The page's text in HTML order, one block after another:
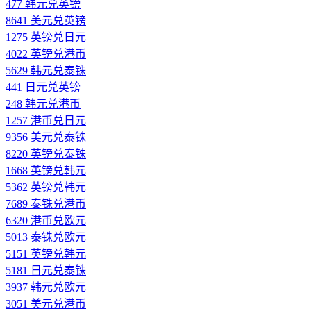
477 韩元兑英镑
8641 美元兑英镑
1275 英镑兑日元
4022 英镑兑港币
5629 韩元兑泰铢
441 日元兑英镑
248 韩元兑港币
1257 港币兑日元
9356 美元兑泰铢
8220 英镑兑泰铢
1668 英镑兑韩元
5362 英镑兑韩元
7689 泰铢兑港币
6320 港币兑欧元
5013 泰铢兑欧元
5151 英镑兑韩元
5181 日元兑泰铢
3937 韩元兑欧元
3051 美元兑港币